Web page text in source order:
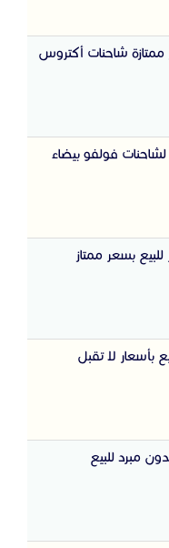
ممتازة شاحنات أكتروس
فولفو بيضاء
بسعر ممتاز
بأسعار لا تقبل
مبرد للبيع